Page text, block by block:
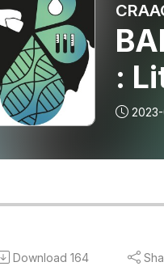
:
Download 164